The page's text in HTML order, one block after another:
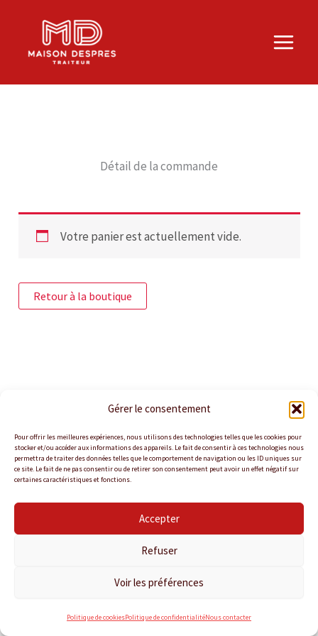
Gérer le consentement
Pour offrir les meilleures expériences, nous utilisons des technologies telles que les cookies pour
stocker et/ou accéder aux informations des appareils. Le fait de consentir à ces technologies nous
permettra de traiter des données telles que le comportement de navigation ou les ID uniques sur
ce site. Le fait de ne pas consentir ou de retirer son consentement peut avoir un effet négatif sur
certaines caractéristiques et fonctions.
Accepter
Refuser
Voir les préférences
Politique de cookiesPolitique de confidentialitéNous contacter
contenu
Détail de la commande
Votre panier est actuellement vide.
Retour à la boutique
Politique de confidentialité
Politique de cookies
Conditions Générales de Vente
Nous contacter